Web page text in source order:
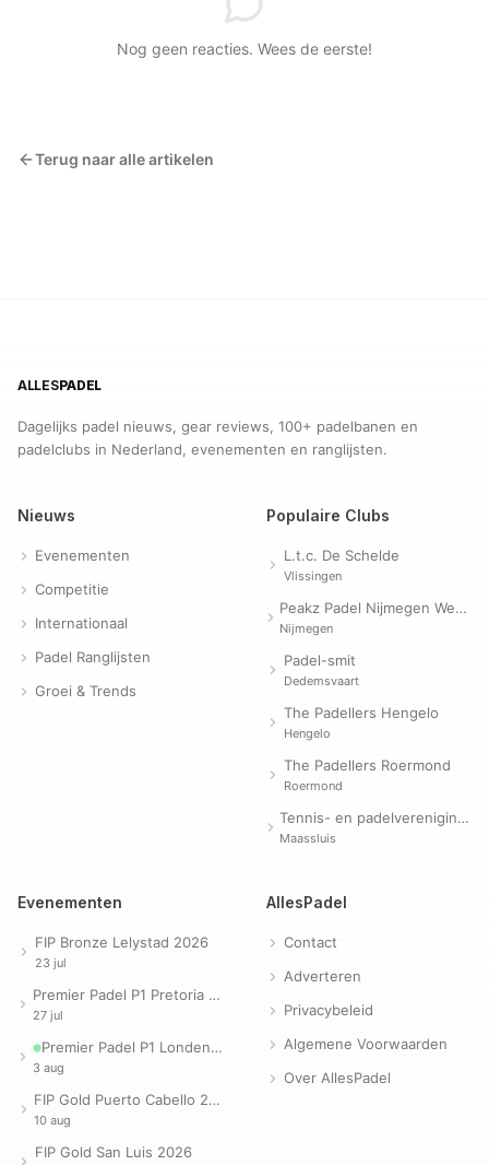
Nog geen reacties. Wees de eerste!
Terug naar alle artikelen
ALLESPADEL
Dagelijks padel nieuws, gear reviews, 100+ padelbanen en
padelclubs in Nederland, evenementen en ranglijsten.
Nieuws
Evenementen
Competitie
Internationaal
Padel Ranglijsten
Groei & Trends
Populaire Clubs
L.t.c. De Schelde
Vlissingen
Peakz Padel Nijmegen Westerpark | Padelclub
Nijmegen
Padel-smit
Dedemsvaart
The Padellers Hengelo
Hengelo
The Padellers Roermond
Roermond
Tennis- en padelvereniging Evergreen
Maassluis
Evenementen
FIP Bronze Lelystad 2026
23 jul
Premier Padel P1 Pretoria 2026
27 jul
Premier Padel P1 Londen 2026
3 aug
FIP Gold Puerto Cabello 2026
10 aug
FIP Gold San Luis 2026
AllesPadel
Contact
Adverteren
Privacybeleid
Algemene Voorwaarden
Over AllesPadel